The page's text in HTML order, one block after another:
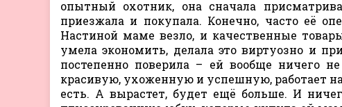
опытный охотник, она сначала
приезжала и покупала. Конечно, часто её
Настиной маме везло, и качественные
умела экономить, делала это виртуозно и
постепенно поверила – ей вообще ничего
красивую, ухоженную и успешную, работает
есть. А вырастет, будет ещё больше. И